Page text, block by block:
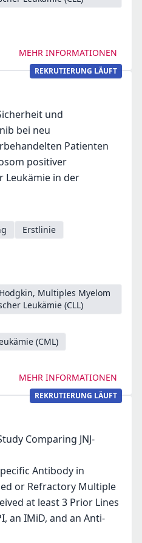
MEHR INFORMATIONEN
REKRUTIERUNG LÄUFT
und
bei neu
Patienten
positiver
Leukämie in der
Erstlinie
Multiples Myelom
Leukämie (CLL)
(CML)
MEHR INFORMATIONEN
REKRUTIERUNG LÄUFT
Comparing JNJ-
Antibody in
or Refractory Multiple
at least 3 Prior Lines
an IMiD, and an Anti-